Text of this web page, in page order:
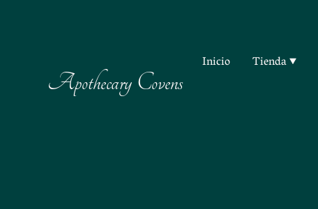
Apothecary Covens
Inicio Tienda